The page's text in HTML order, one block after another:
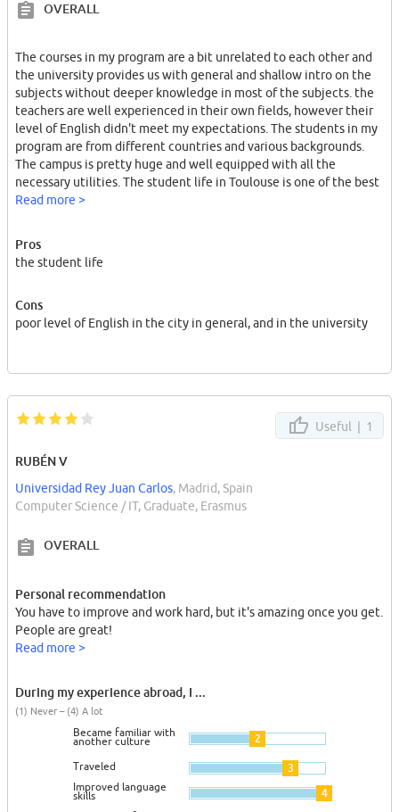
OVERALL
The courses in my program are a bit unrelated to each other and
the university provides us with general and shallow intro on the
subjects without deeper knowledge in most of the subjects. the
teachers are well experienced in their own fields, however their
level of English didn't meet my expectations. The students in my
program are from different countries and various backgrounds.
The campus is pretty huge and well equipped with all the
necessary utilities. The student life in Toulouse is one of the best
across France and maybe even Europe, since there are several big
aid the students to benefit from their study period and facilitate
their everyday life through-out and post the study period.
Read more >
Pros
the student life
Cons
poor level of English in the city in general, and in the university
Useful | 1
RUBÉN V
Universidad Rey Juan Carlos, Madrid, Spain
Computer Science / IT, Graduate, Erasmus
OVERALL
Personal recommendation
You have to improve and work hard, but it's amazing once you get.
People are great!
Read more >
During my experience abroad, I ...
(1) Never – (4) A lot
Became familiar with
another culture 2
Traveled 3
Improved language
skills 4